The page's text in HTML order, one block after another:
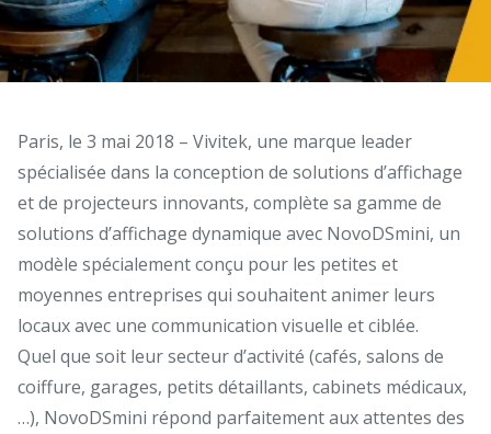
Paris, le 3 mai 2018 – Vivitek, une marque leader
spécialisée dans la conception de solutions d’affichage
et de projecteurs innovants, complète sa gamme de
solutions d’affichage dynamique avec NovoDSmini, un
modèle spécialement conçu pour les petites et
moyennes entreprises qui souhaitent animer leurs
locaux avec une communication visuelle et ciblée.
Quel que soit leur secteur d’activité (cafés, salons de
coiffure, garages, petits détaillants, cabinets médicaux,
…), NovoDSmini répond parfaitement aux attentes des